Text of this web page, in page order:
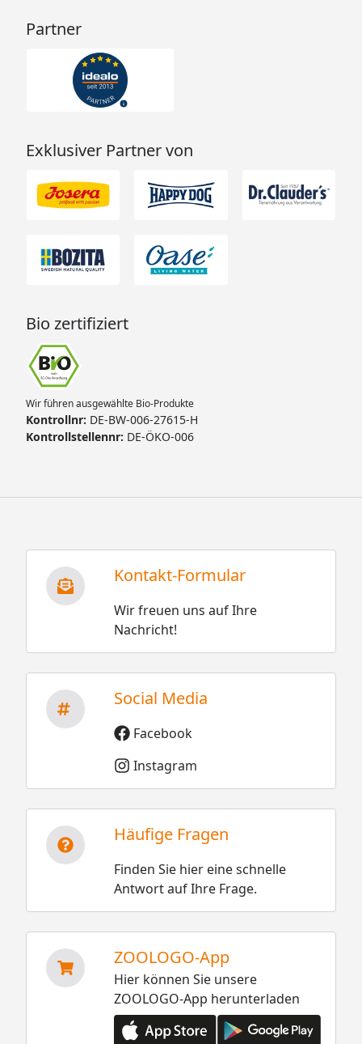
Partner
Exklusiver Partner von
Bio zertifiziert
Wir führen ausgewählte Bio-Produkte
Kontrollnr: DE-BW-006-27615-H
Kontrollstellennr: DE-ÖKO-006
Kontakt-Formular
Wir freuen uns auf Ihre
Nachricht!
Social Media
Facebook
Instagram
Häufige Fragen
Finden Sie hier eine schnelle
Antwort auf Ihre Frage.
ZOOLOGO-App
Hier können Sie unsere
ZOOLOGO-App herunterladen